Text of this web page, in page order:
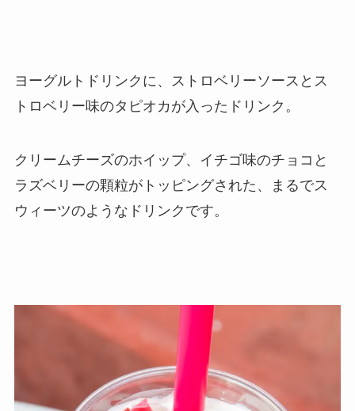
ヨーグルトドリンクに、ストロベリーソースとス
トロベリー味のタピオカが入ったドリンク。
クリームチーズのホイップ、イチゴ味のチョコと
ラズベリーの顆粒がトッピングされた、まるでス
ウィーツのようなドリンクです。